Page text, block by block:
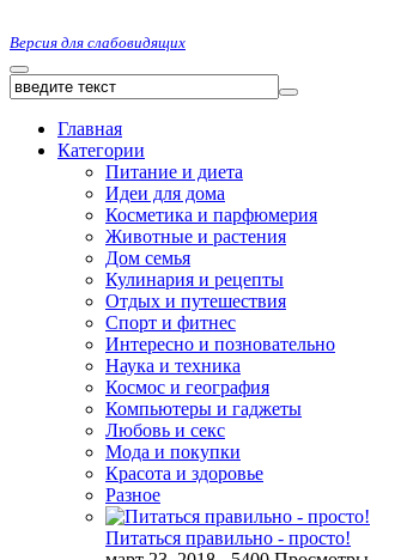
Версия для слабовидящих
Главная
Категории
Питание и диета
Идеи для дома
Косметика и парфюмерия
Животные и растения
Дом семья
Кулинария и рецепты
Отдых и путешествия
Спорт и фитнес
Интересно и позновательно
Наука и техника
Космос и география
Компьютеры и гаджеты
Любовь и секс
Мода и покупки
Красота и здоровье
Разное
Питаться правильно - просто!